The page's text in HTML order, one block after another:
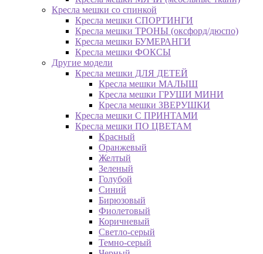
Кресла мешки со спинкой
Кресла мешки СПОРТИНГИ
Кресла мешки ТРОНЫ (оксфорд/дюспо)
Кресла мешки БУМЕРАНГИ
Кресла мешки ФОКСЫ
Другие модели
Кресла мешки ДЛЯ ДЕТЕЙ
Кресла мешки МАЛЫШ
Кресла мешки ГРУШИ МИНИ
Кресла мешки ЗВЕРУШКИ
Кресла мешки С ПРИНТАМИ
Кресла мешки ПО ЦВЕТАМ
Красный
Оранжевый
Желтый
Зеленый
Голубой
Синий
Бирюзовый
Фиолетовый
Коричневый
Светло-серый
Темно-серый